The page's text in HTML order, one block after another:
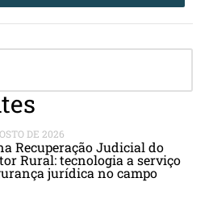
DE 2026
Recuperação Judicial do
Rural: tecnologia a serviço
jurídica no campo